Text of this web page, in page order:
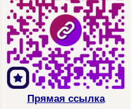
Прямая ссылка